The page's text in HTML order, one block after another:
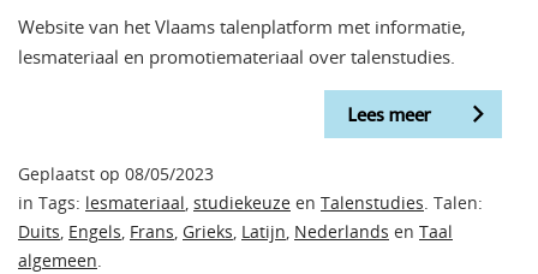
Website van het Vlaams talenplatform met informatie,
lesmateriaal en promotiemateriaal over talenstudies.
Lees meer
Geplaatst op 08/05/2023
in Tags: lesmateriaal, studiekeuze en Talenstudies. Talen:
Duits, Engels, Frans, Grieks, Latijn, Nederlands en Taal
algemeen.